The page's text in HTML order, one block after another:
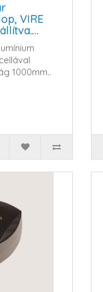
VIRE
1000mm..